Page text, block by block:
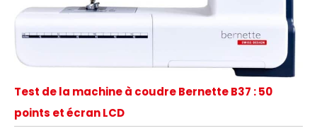
Test de la machine à coudre Bernette B37 : 50
points et écran LCD